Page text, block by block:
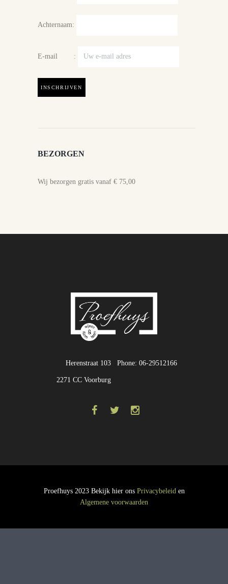
Achternaam:
E-mail :
BEZORGEN
Wij bezorgen gratis vanaf € 75,00
Phone: 06-29512166
Herenstraat 103
2271 CC Voorburg
Proefhuys 2023 Bekijk hier ons Privacybeleid en
Algemene voorwaarden